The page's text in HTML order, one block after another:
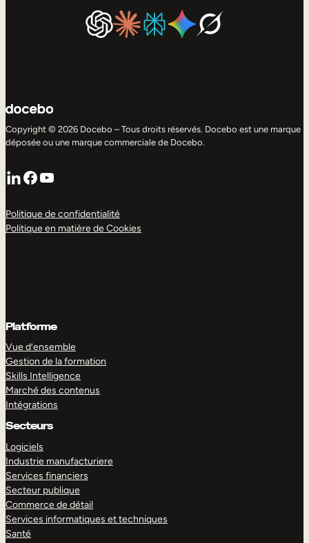
Copyright © 2026 Docebo – Tous droits réservés. Docebo est une marque
déposée ou une marque commerciale de Docebo.
LinkedIn
Facebook
YouTube
Politique de confidentialité
Politique en matière de Cookies
Platforme
Vue d’ensemble
Gestion de la formation
Skills Intelligence
Marché des contenus
Intégrations
Secteurs
Logiciels
Industrie manufacturiere
Services financiers
Secteur publique
Commerce de détail
Services informatiques et techniques
Santé